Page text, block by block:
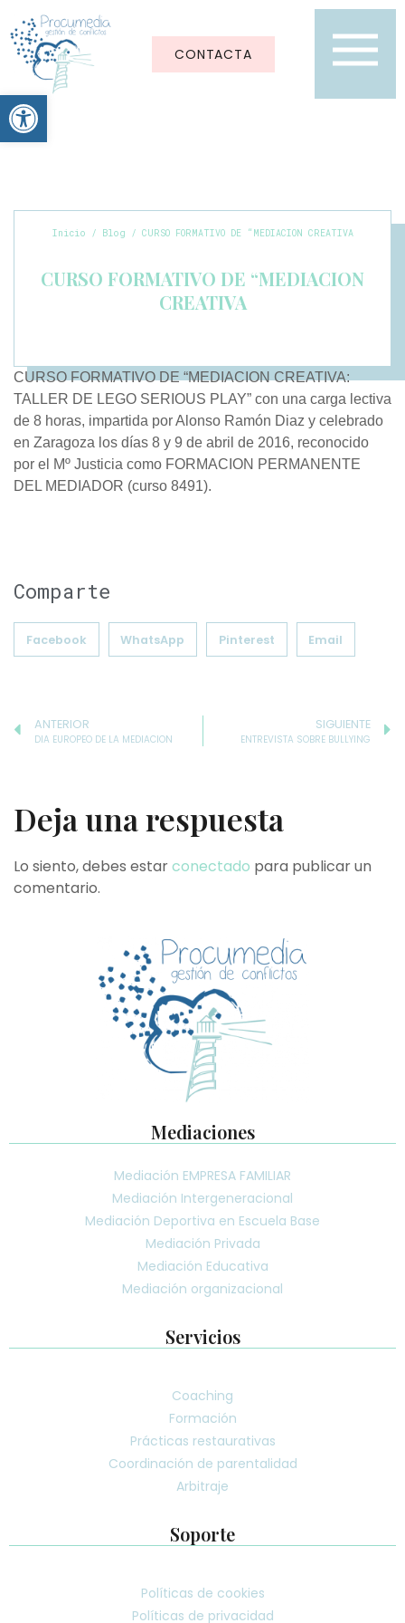
Abrir barra de herramientas
CONTACTA
Inicio / Blog / CURSO FORMATIVO DE “MEDIACION CREATIVA
CURSO FORMATIVO DE “MEDIACION
CREATIVA
CURSO FORMATIVO DE “MEDIACION CREATIVA:
TALLER DE LEGO SERIOUS PLAY” con una carga lectiva
de 8 horas, impartida por Alonso Ramón Diaz y celebrado
en Zaragoza los días 8 y 9 de abril de 2016, reconocido
por el Mº Justicia como FORMACION PERMANENTE
DEL MEDIADOR (curso 8491).
Comparte
Facebook WhatsApp Pinterest Email
ANTERIOR
DIA EUROPEO DE LA MEDIACION
SIGUIENTE
ENTREVISTA SOBRE BULLYING
Deja una respuesta
Lo siento, debes estarconectado para publicar un
comentario.
Mediaciones
Mediación EMPRESA FAMILIAR
Mediación Intergeneracional
Mediación Deportiva en Escuela Base
Mediación Privada
Mediación Educativa
Mediación organizacional
Servicios
Coaching
Formación
Prácticas restaurativas
Coordinación de parentalidad
Arbitraje
Soporte
Políticas de cookies
Políticas de privacidad